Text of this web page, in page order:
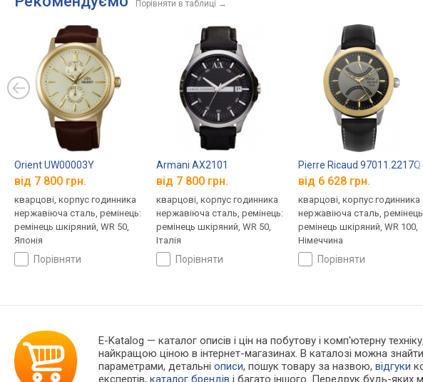
Порівняти в таблиці →
Orient UW00003Y
від 7 800 грн.
кварцові, корпус годинника
нержавіюча сталь, ремінець:
ремінець шкіряний, WR 50,
Японія
порівняти
Armani AX2101
від 7 800 грн.
кварцові, корпус годинника
нержавіюча сталь, ремінець:
ремінець шкіряний, WR 50,
Італія
порівняти
Pierre Ricaud 97011.2217Q
від 6 628 грн.
кварцові, корпус годинника
нержавіюча сталь,
ремінець шкіряний, WR 100,
Німеччина
порівняти
E-Katalog — каталог описів і цін на побутову і комп'ютерну
найкращою ціною в інтернет-магазинах. В каталозі можна
параметрами, детальніописи, пошук товару за назвою,відгуки